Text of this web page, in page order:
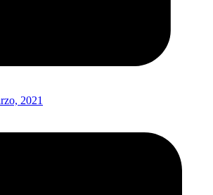
2021